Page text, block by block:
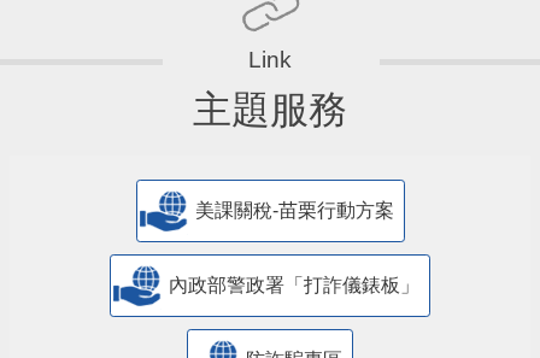
主題服務
美課關稅-苗栗行動方案
內政部警政署「打詐儀錶板」